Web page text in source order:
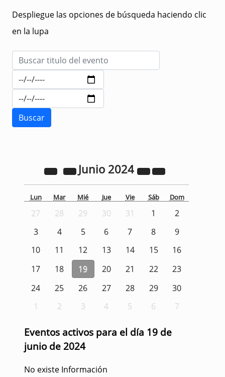
Despliegue las opciones de búsqueda haciendo clic
en la lupa
Junio 2024
Lun Mar Mié Jue Vie Sáb Dom
27 28 29 30 31 1
2
3
4 5 6 7 8
9
10
11 12 13 14 15
16
17
18 19 20 21 22
23
24
25 26 27 28 29
30
1
2 3 4 5 6 7
Eventos activos para el día 19 de
junio de 2024
No existe Información